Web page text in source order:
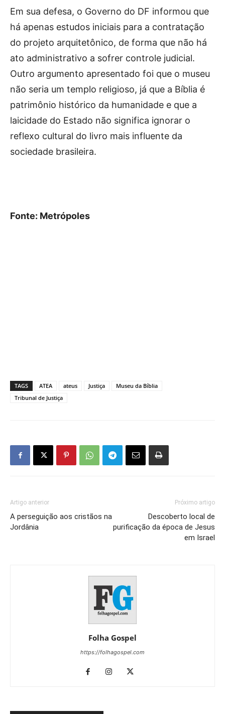
Em sua defesa, o Governo do DF informou que
há apenas estudos iniciais para a contratação
do projeto arquitetônico, de forma que não há
ato administrativo a sofrer controle judicial.
Outro argumento apresentado foi que o museu
não seria um templo religioso, já que a Bíblia é
patrimônio histórico da humanidade e que a
laicidade do Estado não significa ignorar o
reflexo cultural do livro mais influente da
sociedade brasileira.
Fonte: Metrópoles
TAGS ATEA ateus Justiça
Museu da Bíblia
Tribunal de Justiça
Artigo anterior
A perseguição aos cristãos na
Jordânia
Próximo artigo
Descoberto local de
purificação da época de Jesus
em Israel
Folha Gospel
https://folhagospel.com